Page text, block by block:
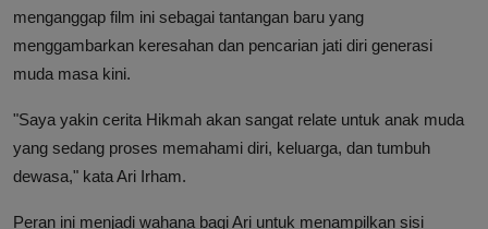
menganggap film ini sebagai tantangan baru yang
menggambarkan keresahan dan pencarian jati diri generasi
muda masa kini.
"Saya yakin cerita Hikmah akan sangat relate untuk anak muda
yang sedang proses memahami diri, keluarga, dan tumbuh
dewasa," kata Ari Irham.
Peran ini menjadi wahana bagi Ari untuk menampilkan sisi